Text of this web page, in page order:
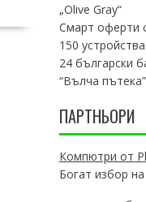
„Olive Gray“
Смарт оферти
150
24 български
“Вълча пътека”
ПАРТНЬОРИ
Компютри от
Богат избор